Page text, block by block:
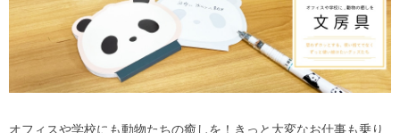
オフィスや学校にも動物たちの癒しを！きっと大変なお仕事も乗り